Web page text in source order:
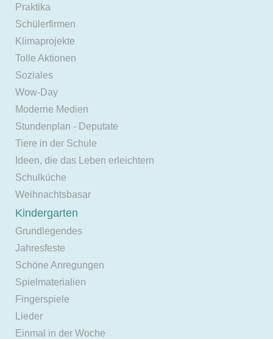
Praktika
Schülerfirmen
Klimaprojekte
Tolle Aktionen
Soziales
Wow-Day
Moderne Medien
Stundenplan - Deputate
Tiere in der Schule
Ideen, die das Leben erleichtern
Schulküche
Weihnachtsbasar
Kindergarten
Grundlegendes
Jahresfeste
Schöne Anregungen
Spielmaterialien
Fingerspiele
Lieder
Einmal in der Woche